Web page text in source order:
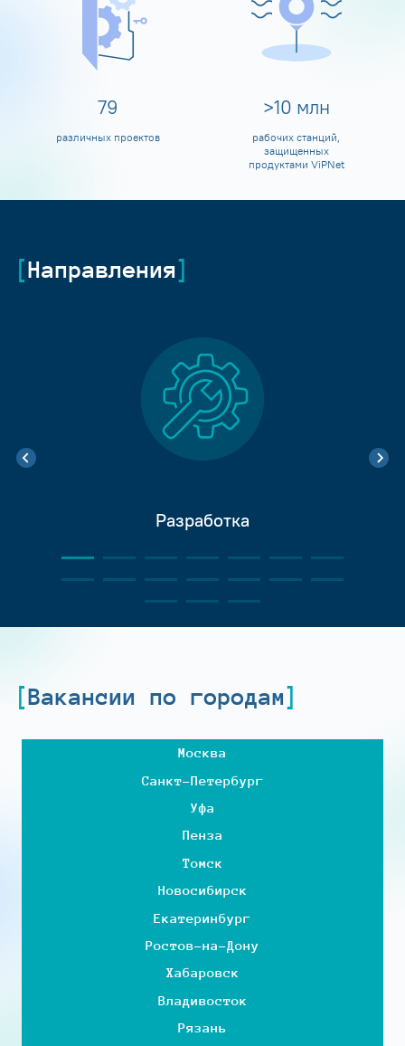
80
различных проектов
>10 млн
рабочих станций,
защищенных
продуктами ViPNet
Направления
Разработка
Вакансии по городам
Москва
Санкт-Петербург
Уфа
Пенза
Томск
Новосибирск
Екатеринбург
Ростов-на-Дону
Хабаровск
Владивосток
Рязань